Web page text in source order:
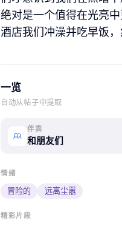
绝对是一个值得在光亮
酒店我们冲澡并吃早饭
一览
自动从帖子中提取
伴奏
和朋友们
情绪
冒险的 远离尘嚣
精彩片段